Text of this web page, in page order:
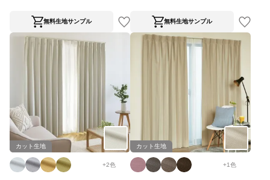
無料生地サンプル 無料生地サンプル
カット生地
+2色
カット生地
+1色